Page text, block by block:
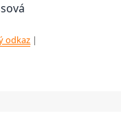
odkaz |